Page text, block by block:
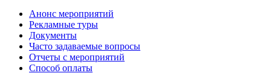
Анонс мероприятий
Рекламные туры
Документы
Часто задаваемые вопросы
Отчеты с мероприятий
Способ оплаты